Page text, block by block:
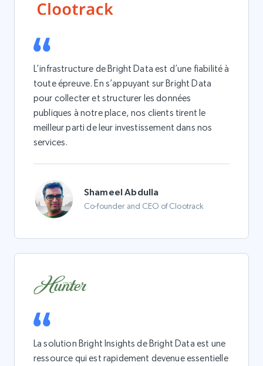
L’infrastructure de Bright Data est d’une fiabilité à
toute épreuve. En s’appuyant sur Bright Data
pour collecter et structurer les données
publiques à notre place, nos clients tirent le
meilleur parti de leur investissement dans nos
services.
Shameel Abdulla
Co-founder and CEO of Clootrack
La solution Bright Insights de Bright Data est une
ressource qui est rapidement devenue essentielle